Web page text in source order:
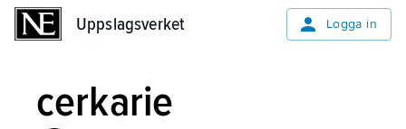
Uppslagsverket Logga in
cerkarie